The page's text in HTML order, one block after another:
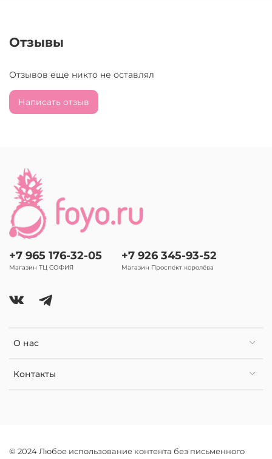
Отзывы
Отзывов еще никто не оставлял
Написать отзыв
О нас
Контакты
+7 965 176-32-05
Магазин ТЦ СОФИЯ
+7 926 345-93-52
Магазин Проспект королёва
© 2024 Любое использование контента без письменного